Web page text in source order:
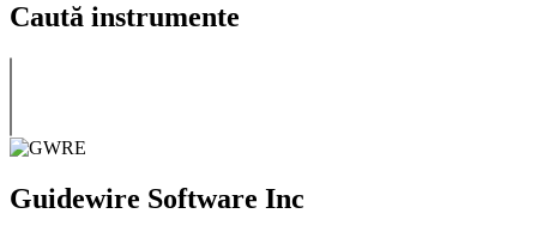
Caută instrumente
Guidewire Software Inc